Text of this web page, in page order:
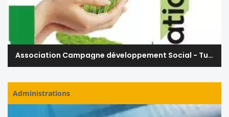
Association Campagne développement Social - Tunisie
Administrations